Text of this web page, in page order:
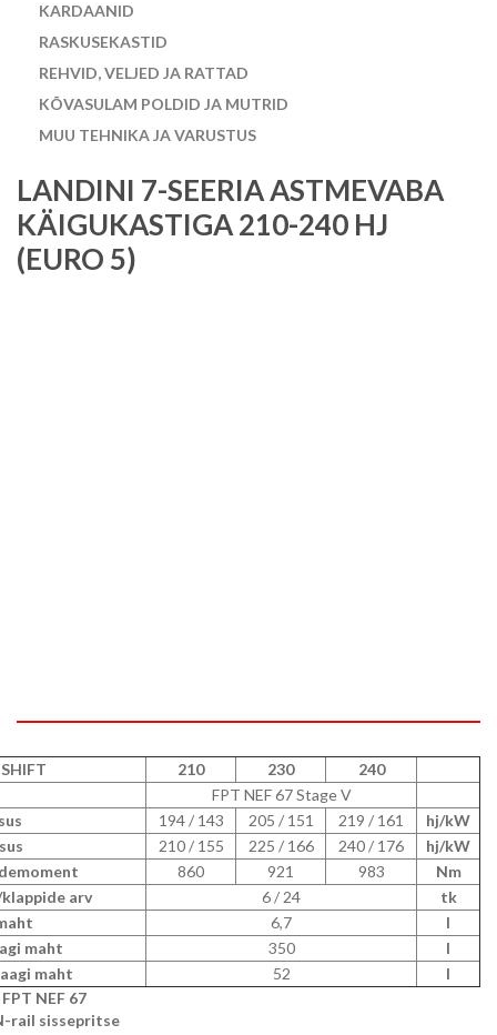
KARDAANID
RASKUSEKASTID
REHVID, VELJED JA RATTAD
KÕVASULAM POLDID JA MUTRID
MUU TEHNIKA JA VARUSTUS
LANDINI 7-SEERIA ASTMEVABA
KÄIGUKASTIGA 210-240 HJ
(EURO 5)
210 230
240
FPT NEF 67 Stage V
194 / 143 205 / 151 219 / 161
hj/kW
210 / 155 225 / 166 240 / 176
hj/kW
860 921 983
Nm
arv
6 / 24
tk
6,7
l
maht
350
l
maht
52
l
NEF 67
rail sissepritse